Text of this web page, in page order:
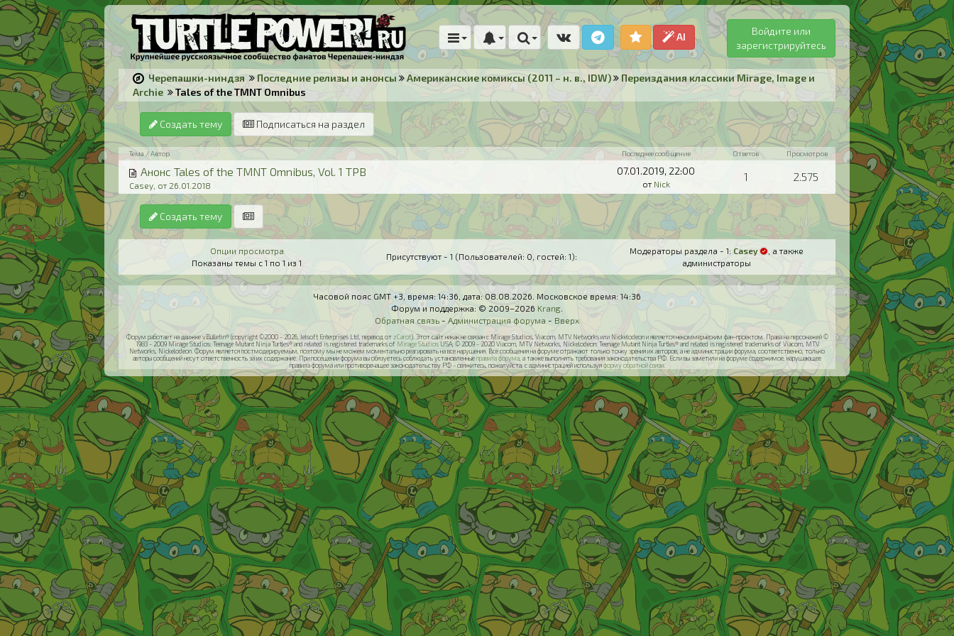
AI
Войдите или
зарегистрируйтесь
Черепашки-ниндзя Последние релизы и анонсы Американские комиксы (2011 – н. в., IDW)
Переиздания классики Mirage, Image и
Archie
Tales of the TMNT Omnibus
Создать тему Подписаться на раздел
Тема / Автор Последнее сообщение Ответов Просмотров
Анонс Tales of the TMNT Omnibus, Vol. 1 TPB
Casey, от 26.01.2018
07.01.2019, 22:00
от Nick
1 2.575
Создать тему
Опции просмотра
Показаны темы с 1 по 1 из 1
Присутствуют - 1 (Пользователей: 0, гостей: 1):
Модераторы раздела - 1: Casey
, а также
администраторы
Часовой пояс GMT +3, время: 14:36 , дата: 08.08.2026 . Московское время: 14:36
Форум и поддержка: © 2009–2026 Krang.
Обратная связь - Администрация форума - Вверх
Форум работает на движке vBulletin® (copyright ©2000 - 2026, Jelsoft Enterprises Ltd, перевод отzCarot). Этот сайт никак не связан с Mirage Studios, Viacom, MTV Networks или Nickelodeon и является некоммерческим фан-проектом. Права на персонажей ©
1983 - 2009 Mirage Studios: Teenage Mutant Ninja Turtles® and related is registered trademarks of Mirage StudiosUSA; © 2009 - 2020 Viacom, MTV Networks, Nickelodeon: Teenage Mutant Ninja Turtles® and related is registered trademarks of Viacom, MTV
Networks, Nickelodeon. Форум является постмодерируемым, поэтому мы не можем моментально реагировать на все нарушения. Все сообщения на форуме отражают только точку зрения их авторов, а не администрации форума, соответственно, только
авторы сообщений несут ответственность за их содержание. При посещении форума вы обязуетесь соблюдать установленныеправила форума , а также выполнять требования законодательства РФ. Если вы заметили на форуме содержимое, нарушающее
правила форума или противоречащее законодательству РФ - свяжитесь, пожалуйста, с администрацией используяформу обратной связи.